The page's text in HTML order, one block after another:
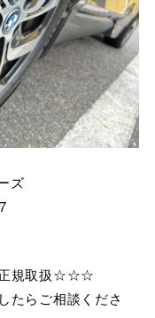
ズ
正規取扱☆☆☆
たらご相談くださ